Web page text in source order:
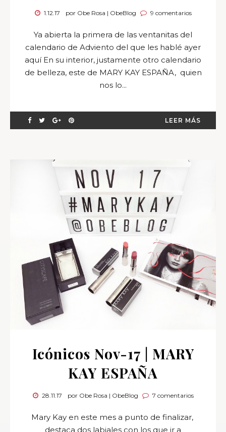
1.12.17 por Obe Rosa | ObeBlog 9 comentarios
Ya abierta la primera de las ventanitas del
calendario de Adviento del que les hablé ayer
aquí En su interior, justamente otro calendario
de belleza, este de MARY KAY ESPAÑA, quien
nos lo...
LEER MÁS
Icónicos Nov-17 | MARY
KAY ESPAÑA
28.11.17 por Obe Rosa | ObeBlog 7 comentarios
Mary Kay en este mes a punto de finalizar,
destaca dos labiales con los que ir a